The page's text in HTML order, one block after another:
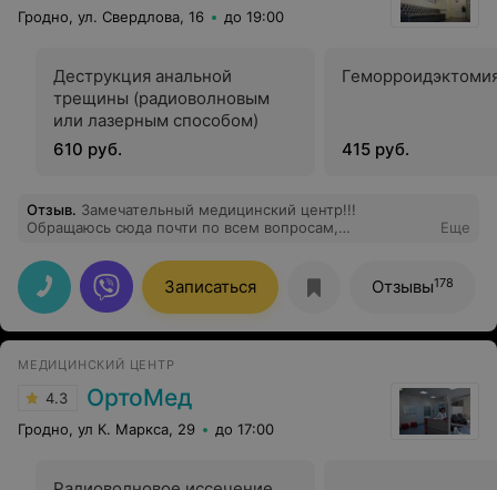
Гродно, ул. Свердлова, 16 до 19:00
Деструкция анальной
трещины (радиоволновым
или лазерным способом)
610 руб.
415 руб.
Отзыв. Замечательный медицинский центр!!!
Обращаюсь сюда почти по всем вопросам,
Еще
Записаться Отзывы178
МЕДИЦИНСКИЙ ЦЕНТР
4.3 ОртоМед
Гродно, ул К. Маркса, 29 до 17:00